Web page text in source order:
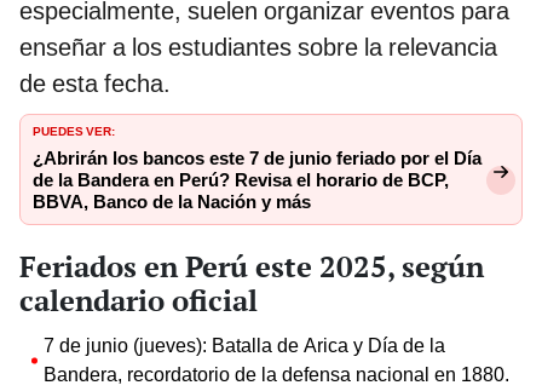
especialmente, suelen organizar eventos para
enseñar a los estudiantes sobre la relevancia
de esta fecha.
PUEDES VER:
¿Abrirán los bancos este 7 de junio feriado por el Día
de la Bandera en Perú? Revisa el horario de BCP,
BBVA, Banco de la Nación y más
Feriados en Perú este 2025, según
calendario oficial
7 de junio (jueves): Batalla de Arica y Día de la
Bandera, recordatorio de la defensa nacional en 1880.